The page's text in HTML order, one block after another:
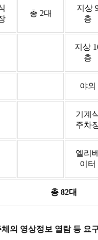
총 2대
지상
층
지상
층
야외
기계
주차
엘리베
이터
총 82대
의 영상정보 열람 등 요